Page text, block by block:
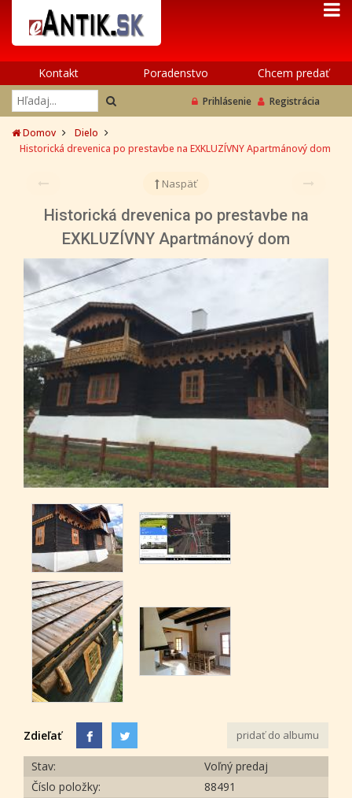
Kontakt Poradenstvo Chcem predať
Prihlásenie Registrácia
Domov
Dielo
Historická drevenica po prestavbe na EXKLUZÍVNY Apartmánový dom
Naspäť
Historická drevenica po prestavbe na
EXKLUZÍVNY Apartmánový dom
Zdieľať pridať do albumu
Stav:
Voľný predaj
Číslo položky:
88491